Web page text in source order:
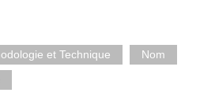
et Technique
Nom